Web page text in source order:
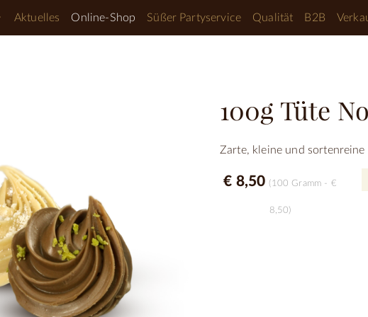
Aktuelles Online-Shop Süßer Partyservice Qualität B2B
100g Tüte
Zarte, kleine und
€ 8,50(100 Gramm - €
8,50)